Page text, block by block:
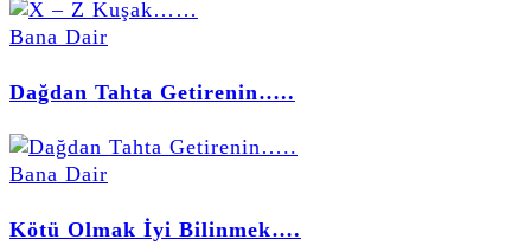
Bana Dair
Dağdan Tahta Getirenin…..
Bana Dair
Kötü Olmak İyi Bilinmek….